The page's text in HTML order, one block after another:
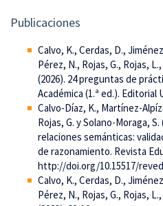
Publicaciones
Calvo, K., Cerdas, D.,
Pérez, N., Rojas, G., Rojas,
(2026). 24 preguntas de
Académica (1.ª ed.). Editorial
Calvo-Díaz, K., Martínez-
Rojas, G. y Solano-Moraga,
relaciones semánticas:
de razonamiento. Revista
http://doi.org/10.15517/
Calvo, K., Cerdas, D.,
Pérez, N., Rojas, G., Rojas,